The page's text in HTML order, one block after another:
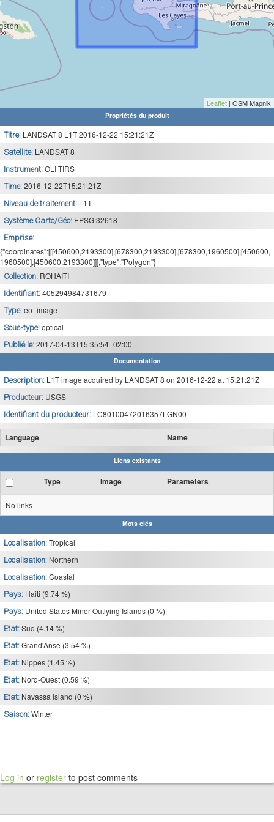
Leaflet | OSM Mapnik
Propriétés du produit
Titre: LANDSAT 8 L1T 2016-12-22 15:21:21Z
Satellite: LANDSAT 8
Instrument: OLI TIRS
Time: 2016-12-22T15:21:21Z
Niveau de traitement: L1T
Système Carto/Géo: EPSG:32618
Emprise:
{"coordinates":[[[450600,2193300],[678300,2193300],[678300,1960500],[450600,
1960500],[450600,2193300]]],"type":"Polygon"}
Collection: ROHAITI
Identifiant: 405294984731679
Type: eo_image
Sous-type: optical
Publié le: 2017-04-13T15:35:54+02:00
Documentation
Description: L1T image acquired by LANDSAT 8 on 2016-12-22 at 15:21:21Z
Producteur: USGS
Identifiant du producteur: LC80100472016357LGN00
Language Name
Liens existants
Type Image Parameters
No links
Mots clés
Localisation: Tropical
Localisation: Northern
Localisation: Coastal
Pays: Haiti (9.74 %)
Pays: United States Minor Outlying Islands (0 %)
Etat: Sud (4.14 %)
Etat: Grand'Anse (3.54 %)
Etat: Nippes (1.45 %)
Etat: Nord-Ouest (0.59 %)
Etat: Navassa Island (0 %)
Saison: Winter
Log in or register to post comments